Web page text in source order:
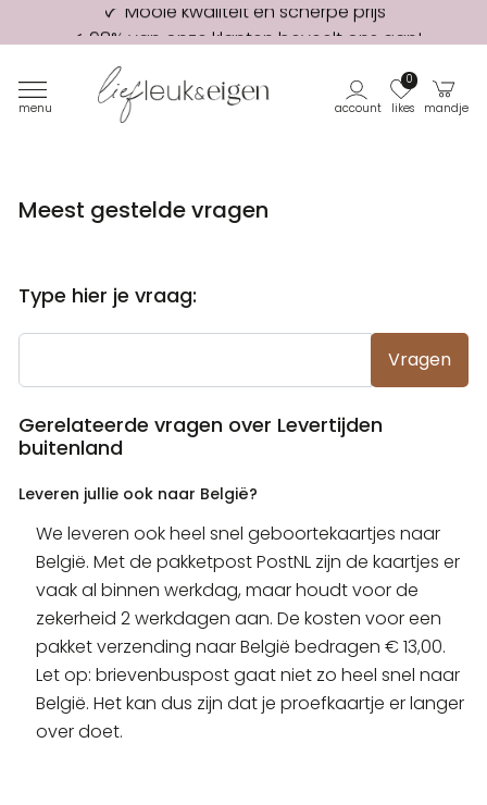
98% van onze klanten beveelt ons aan!
menu account likes
0
mandje
Meest gestelde vragen
Type hier je vraag:
Vragen
Gerelateerde vragen over Levertijden
buitenland
Leveren jullie ook naar België?
We leveren ook heel snel geboortekaartjes naar
België. Met de pakketpost PostNL zijn de kaartjes er
vaak al binnen werkdag, maar houdt voor de
zekerheid 2 werkdagen aan. De kosten voor een
pakket verzending naar België bedragen € 13,00.
Let op: brievenbuspost gaat niet zo heel snel naar
België. Het kan dus zijn dat je proefkaartje er langer
over doet.